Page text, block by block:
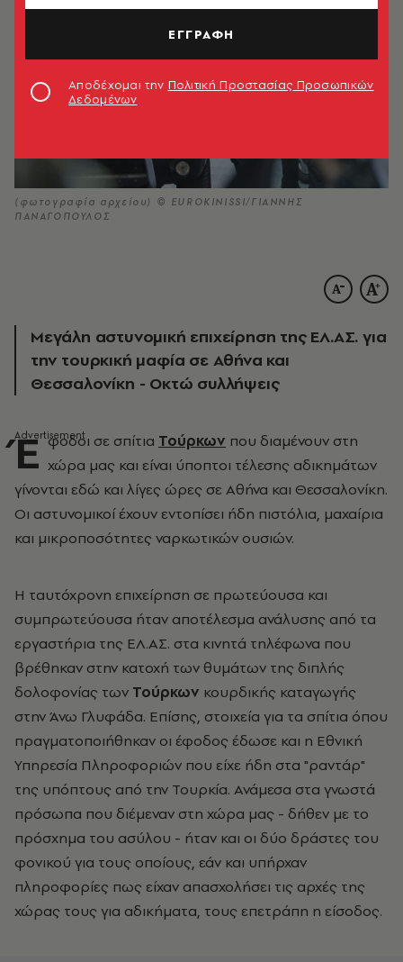
(φωτογραφία αρχείου) © EUROKINISSI/ΓΙΑΝΝΗΣ
ΠΑΝΑΓΟΠΟΥΛΟΣ
Μεγάλη αστυνομική επιχείρηση της ΕΛ.ΑΣ. για
την τουρκική μαφία σε Αθήνα και
Θεσσαλονίκη - Οκτώ συλλήψεις
Έ φοδοι σε σπίτια Τούρκων που διαμένουν στη
χώρα μας και είναι ύποπτοι τέλεσης αδικημάτων
γίνονται εδώ και λίγες ώρες σε Αθήνα και Θεσσαλονίκη.
Οι αστυνομικοί έχουν εντοπίσει ήδη πιστόλια, μαχαίρια
και μικροποσότητες ναρκωτικών ουσιών.
Η ταυτόχρονη επιχείρηση σε πρωτεύουσα και
συμπρωτεύουσα ήταν αποτέλεσμα ανάλυσης από τα
εργαστήρια της ΕΛ.ΑΣ. στα κινητά τηλέφωνα που
βρέθηκαν στην κατοχή των θυμάτων της διπλής
δολοφονίας των Τούρκων κουρδικής καταγωγής
στην Άνω Γλυφάδα. Επίσης, στοιχεία για τα σπίτια όπου
πραγματοποιήθηκαν οι έφοδος έδωσε και η Εθνική
Υπηρεσία Πληροφοριών που είχε ήδη στα "ραντάρ"
της υπόπτους από την Τουρκία. Ανάμεσα στα γνωστά
πρόσωπα που διέμεναν στη χώρα μας - δήθεν με το
πρόσχημα του ασύλου - ήταν και οι δύο δράστες του
φονικού για τους οποίους, εάν και υπήρχαν
πληροφορίες πως είχαν απασχολήσει τις αρχές της
χώρας τους για αδικήματα, τους επετράπη η είσοδος.
ΕΓΓΡΑΦΗ
Αποδέχομαι την Πολιτική Προστασίας Προσωπικών
Δεδομένων